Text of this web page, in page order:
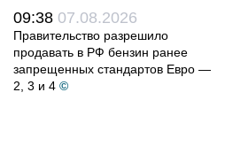
09:38 07.08.2026
Правительство разрешило
продавать в РФ бензин ранее
запрещенных стандартов Евро —
2, 3 и 4 ©